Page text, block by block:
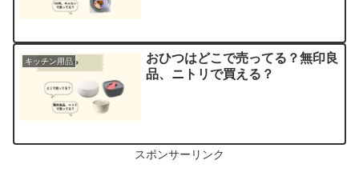
キッチン用品
おひつはどこで売ってる？無印良
品、ニトリで買える？
スポンサーリンク